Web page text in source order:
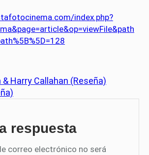
index.php?
Harry Callahan (Reseña)
respuesta
correo electrónico no será